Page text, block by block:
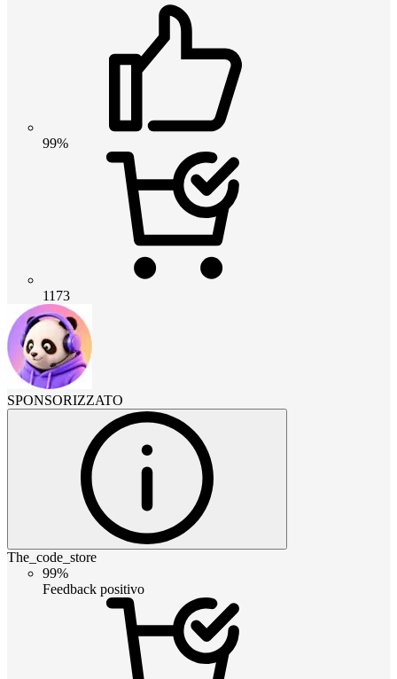
99%
1173
SPONSORIZZATO
The_code_store
99%
Feedback positivo